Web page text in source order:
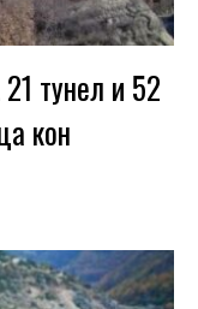
тунел и 52
кон